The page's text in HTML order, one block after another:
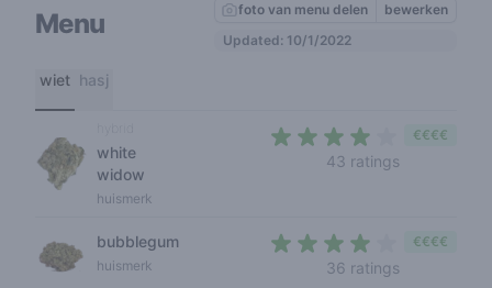
Menu foto van menu delen
bewerken
Updated: 10/1/2022
wiet hasj
white
widow
huismerk
43 ratings
€€€€
bubblegum
huismerk 36 ratings
€€€€